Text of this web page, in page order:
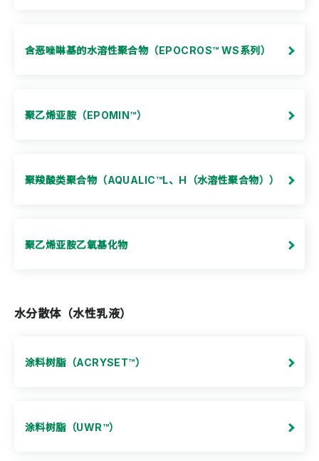
含恶唑啉基的水溶性聚合物（EPOCROS™ WS系列）
聚乙烯亚胺（EPOMIN™）
聚羧酸类聚合物（AQUALIC™L、H（水溶性聚合物））
聚乙烯亚胺乙氧基化物
水分散体（水性乳液）
涂料树脂（ACRYSET™）
涂料树脂（UWR™）